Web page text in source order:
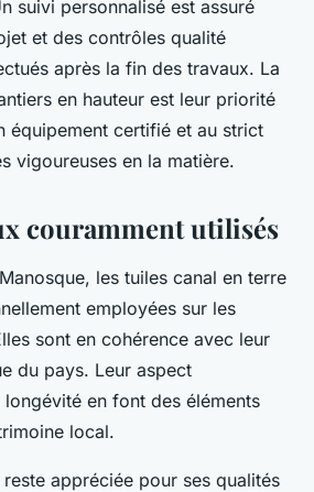
suivi personnalisé est assuré
et des contrôles qualité
après la fin des travaux. La
en hauteur est leur priorité
équipement certifié et au strict
vigoureuses en la matière.
couramment utilisés
les tuiles canal en terre
employées sur les
sont en cohérence avec leur
du pays. Leur aspect
en font des éléments
local.
appréciée pour ses qualités